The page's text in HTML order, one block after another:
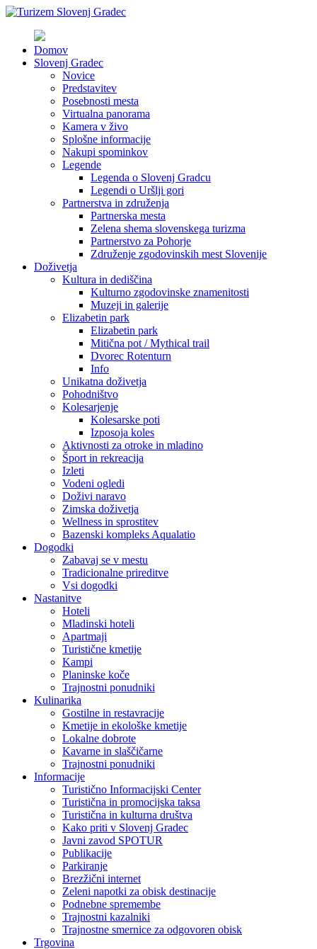
Domov
Slovenj Gradec
Novice
Predstavitev
Posebnosti mesta
Virtualna panorama
Kamera v živo
Splošne informacije
Nakupi spominkov
Legende
Legenda o Slovenj Gradcu
Legendi o Uršlji gori
Partnerstva in združenja
Partnerska mesta
Zelena shema slovenskega turizma
Partnerstvo za Pohorje
Združenje zgodovinskih mest Slovenije
Doživetja
Kultura in dediščina
Kulturno zgodovinske znamenitosti
Muzeji in galerije
Elizabetin park
Elizabetin park
Mitična pot / Mythical trail
Dvorec Rotenturn
Info
Unikatna doživetja
Pohodništvo
Kolesarjenje
Kolesarske poti
Izposoja koles
Aktivnosti za otroke in mladino
Šport in rekreacija
Izleti
Vodeni ogledi
Doživi naravo
Zimska doživetja
Wellness in sprostitev
Bazenski kompleks Aqualatio
Dogodki
Zabavaj se v mestu
Tradicionalne prireditve
Vsi dogodki
Nastanitve
Hoteli
Mladinski hoteli
Apartmaji
Turistične kmetije
Kampi
Planinske koče
Trajnostni ponudniki
Kulinarika
Gostilne in restavracije
Kmetije in ekološke kmetije
Lokalne dobrote
Kavarne in slaščičarne
Trajnostni ponudniki
Informacije
Turistično Informacijski Center
Turistična in promocijska taksa
Turistična in kulturna društva
Kako priti v Slovenj Gradec
Javni zavod SPOTUR
Publikacije
Parkiranje
Brezžični internet
Zeleni napotki za obisk destinacije
Podnebne spremembe
Trajnostni kazalniki
Trajnostne smernice za odgovoren obisk
Trgovina